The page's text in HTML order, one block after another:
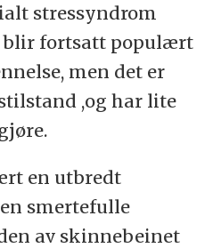
stressyndrom
blir fortsatt populært
men det er
,og har lite
en utbredt
smertefulle
av skinnebeinet